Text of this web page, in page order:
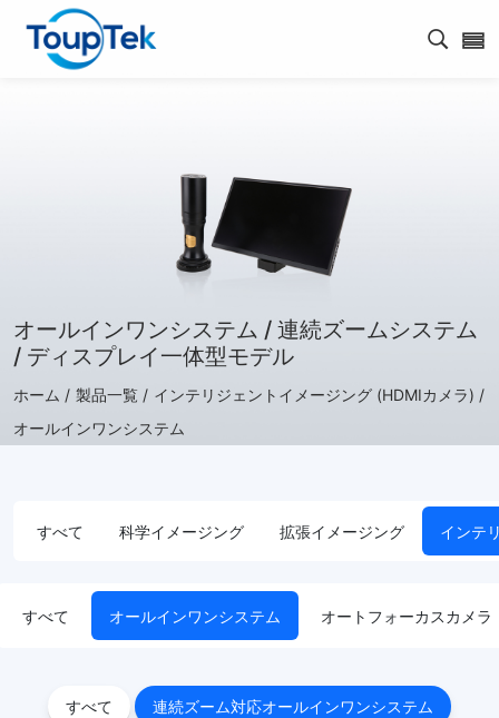
検索
オールインワンシステム / 連続ズームシステム
/ ディスプレイ一体型モデル
ホーム / 製品一覧 / インテリジェントイメージング (HDMIカメラ) /
オールインワンシステム
すべて 科学イメージング 拡張イメージング インテ
すべて オールインワンシステム オートフォーカスカメラ
すべて 連続ズーム対応オールインワンシステム